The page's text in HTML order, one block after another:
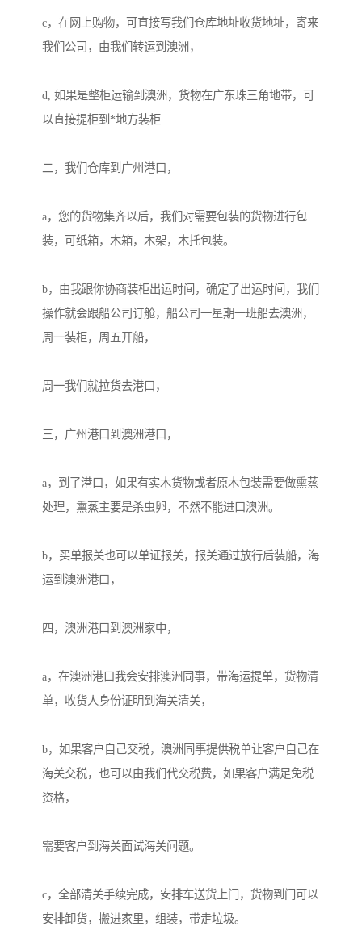
c，在网上购物，可直接写我们仓库地址收货地址，寄来
我们公司，由我们转运到澳洲，
d, 如果是整柜运输到澳洲，货物在广东珠三角地带，可
以直接提柜到*地方装柜
二，我们仓库到广州港口，
a，您的货物集齐以后，我们对需要包装的货物进行包
装，可纸箱，木箱，木架，木托包装。
b，由我跟你协商装柜出运时间，确定了出运时间，我们
操作就会跟船公司订舱，船公司一星期一班船去澳洲，
周一装柜，周五开船，
周一我们就拉货去港口，
三，广州港口到澳洲港口，
a，到了港口，如果有实木货物或者原木包装需要做熏蒸
处理，熏蒸主要是杀虫卵，不然不能进口澳洲。
b，买单报关也可以单证报关，报关通过放行后装船，海
运到澳洲港口，
四，澳洲港口到澳洲家中，
a，在澳洲港口我会安排澳洲同事，带海运提单，货物清
单，收货人身份证明到海关清关，
b，如果客户自己交税，澳洲同事提供税单让客户自己在
海关交税，也可以由我们代交税费，如果客户满足免税
资格，
需要客户到海关面试海关问题。
c，全部清关手续完成，安排车送货上门，货物到门可以
安排卸货，搬进家里，组装，带走垃圾。